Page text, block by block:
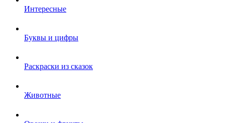
Интересные
Буквы и цифры
Раскраски из сказок
Животные